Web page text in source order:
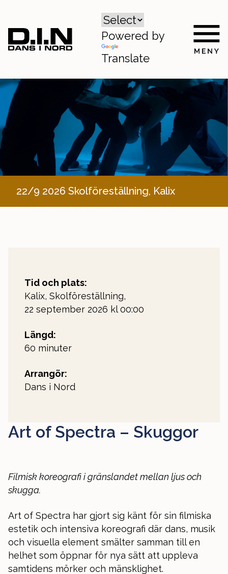
Powered by
Translate
22/9 2026 Skolföreställning, Kalix
Art of Spectra – Skuggor
Filmisk koreografi i gränslandet mellan ljus och
skugga.
Art of Spectra har gjort sig känt för sin filmiska
estetik och intensiva koreografi där dans, musik
och visuella element smälter samman till en
helhet som öppnar för nya sätt att uppleva
samtidens mörker och mänsklighet.
Tid och plats:
Kalix, Skolföreställning,
22 september 2026 kl 00:00
Längd:
60 minuter
Arrangör:
Dans i Nord